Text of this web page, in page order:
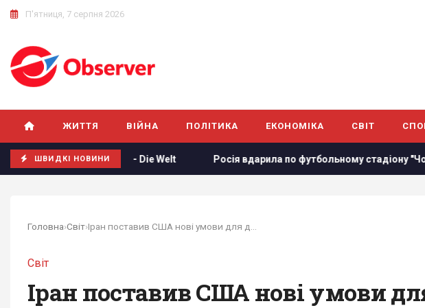
П'ятниця, 7 серпня 2026
ЖИТТЯ ВІЙНА ПОЛІТИКА ЕКОНОМІКА СВІТ
ШВИДКІ НОВИНИ
по РФ, - Die Welt Росія вдарила по футбольному стадіону "Чорноморець" в
Головна›Світ›
Світ
Іран поставив США нові умови